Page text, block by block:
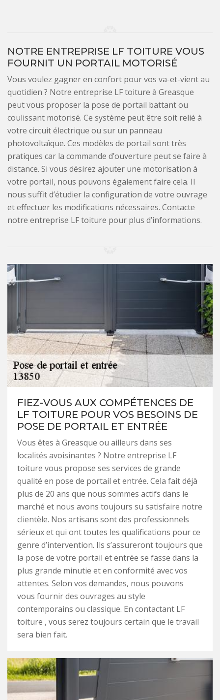
NOTRE ENTREPRISE LF TOITURE VOUS
FOURNIT UN PORTAIL MOTORISÉ
Vous voulez gagner en confort pour vos va-et-vient au
quotidien ? Notre entreprise LF toiture à Greasque
peut vous proposer la pose de portail battant ou
coulissant motorisé. Ce système peut être soit relié à
votre circuit électrique ou sur un panneau
photovoltaïque. Ces modèles de portail sont très
pratiques car la commande d’ouverture peut se faire à
distance. Si vous désirez ajouter une motorisation à
votre portail, nous pouvons également faire cela. Il
nous suffit d’étudier la configuration de votre ouvrage
et effectuer les modifications nécessaires. Contacte
notre entreprise LF toiture pour plus d’informations.
FIEZ-VOUS AUX COMPÉTENCES DE
LF TOITURE POUR VOS BESOINS DE
POSE DE PORTAIL ET ENTRÉE
Vous êtes à Greasque ou ailleurs dans ses
localités avoisinantes ? Notre entreprise LF
toiture vous propose ses services de grande
qualité en pose de portail et entrée. Cela fait déjà
plus de 20 ans que nous sommes actifs dans le
marché et nous avons toujours su satisfaire notre
clientèle. Nos artisans sont des professionnels
sérieux et qui ont toutes les qualifications pour ce
genre d’intervention. Ils s’assureront toujours que
la pose de votre portail et entrée se fasse dans la
plus grande minutie et en conformité avec vos
attentes. Selon vos demandes, nous pouvons
vous fournir des ouvrages au style
contemporains ou classique. En contactant LF
toiture , vous serez toujours certain que le travail
sera bien fait.